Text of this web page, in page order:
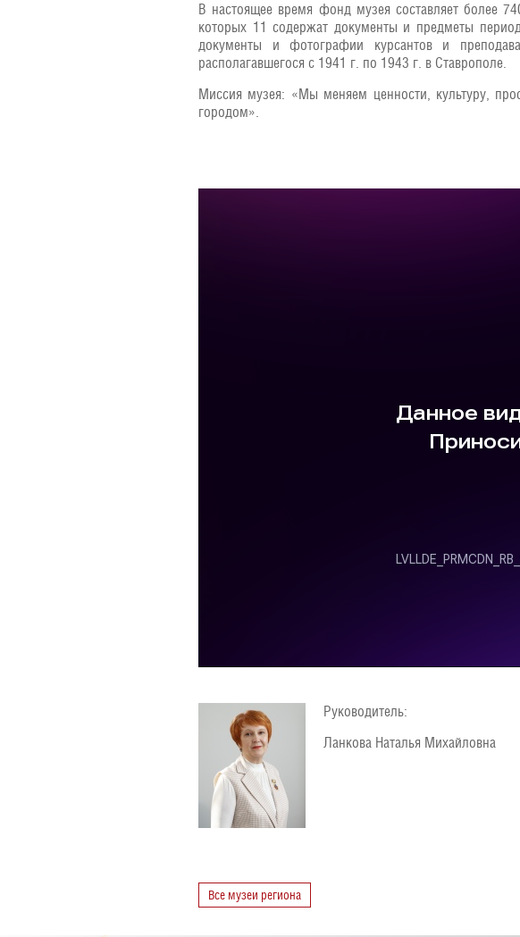
В настоящее время фонд музея составляет более
которых 11 содержат документы и предметы
документы и фотографии курсантов и
располагавшегося с 1941 г. по 1943 г. в Ставрополе.
Миссия музея: «Мы меняем ценности, культуру,
городом».
Руководитель:
Ланкова Наталья Михайловна
Все музеи региона